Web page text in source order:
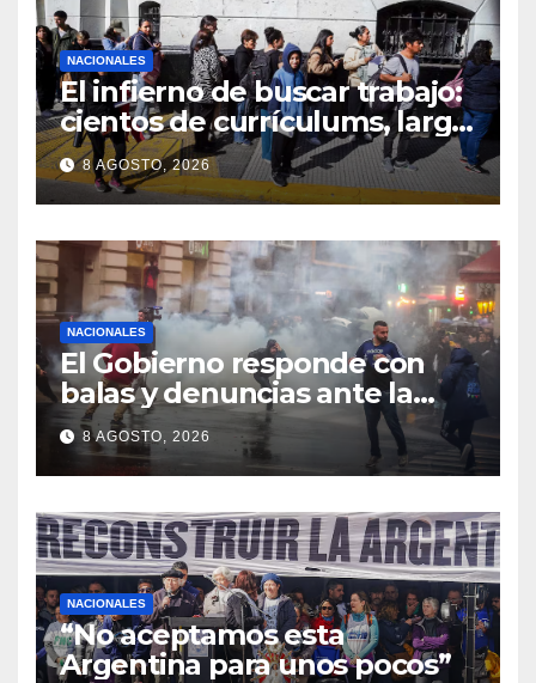
NACIONALES
El infierno de buscar trabajo:
cientos de currículums, larga
espera y menos puestos
registrados
8 AGOSTO, 2026
NACIONALES
El Gobierno responde con
balas y denuncias ante la
protesta
8 AGOSTO, 2026
NACIONALES
“No aceptamos esta
Argentina para unos pocos”